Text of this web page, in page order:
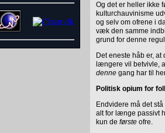
Og det er heller ikke
kulturchauvinisme
og selv om ofrene i
væk den samme
grund for denne
Det eneste håb er,
længere vil betvivle,
denne gang har til
Politisk opium for
Endvidere må det
alt for længe passivt
kun de første ofre.